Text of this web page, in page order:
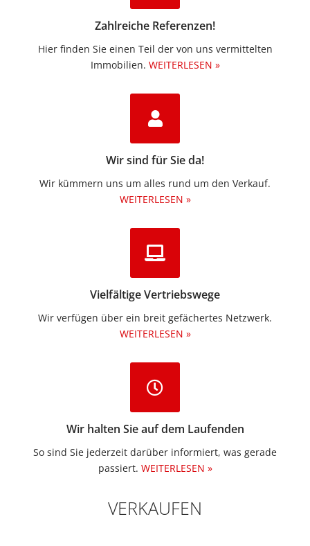
Zahlreiche Referenzen!
Hier finden Sie einen Teil der von uns vermittelten
Immobilien.​ WEITERLESEN »
Wir sind für Sie da!
Wir kümmern uns um alles rund um den Verkauf.
WEITERLESEN »
Vielfältige Vertriebswege
Wir verfügen über ein breit gefächertes Netzwerk.
WEITERLESEN »
Wir halten Sie auf dem Laufenden
So sind Sie jederzeit darüber informiert, was gerade
passiert. WEITERLESEN »
VERKAUFEN